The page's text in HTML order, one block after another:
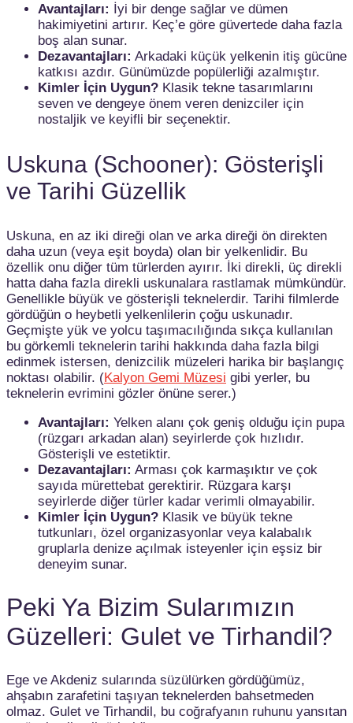
Avantajları: İyi bir denge sağlar ve dümen
hakimiyetini artırır. Keç’e göre güvertede daha fazla
boş alan sunar.
Dezavantajları: Arkadaki küçük yelkenin itiş gücüne
katkısı azdır. Günümüzde popülerliği azalmıştır.
Kimler İçin Uygun? Klasik tekne tasarımlarını
seven ve dengeye önem veren denizciler için
nostaljik ve keyifli bir seçenektir.
Uskuna (Schooner): Gösterişli
ve Tarihi Güzellik
Uskuna, en az iki direği olan ve arka direği ön direkten
daha uzun (veya eşit boyda) olan bir yelkenlidir. Bu
özellik onu diğer tüm türlerden ayırır. İki direkli, üç direkli
hatta daha fazla direkli uskunalara rastlamak mümkündür.
Genellikle büyük ve gösterişli teknelerdir. Tarihi filmlerde
gördüğün o heybetli yelkenlilerin çoğu uskunadır.
Geçmişte yük ve yolcu taşımacılığında sıkça kullanılan
bu görkemli teknelerin tarihi hakkında daha fazla bilgi
edinmek istersen, denizcilik müzeleri harika bir başlangıç
noktası olabilir. (Kalyon Gemi Müzesi gibi yerler, bu
teknelerin evrimini gözler önüne serer.)
Avantajları: Yelken alanı çok geniş olduğu için pupa
(rüzgarı arkadan alan) seyirlerde çok hızlıdır.
Gösterişli ve estetiktir.
Dezavantajları: Arması çok karmaşıktır ve çok
sayıda mürettebat gerektirir. Rüzgara karşı
seyirlerde diğer türler kadar verimli olmayabilir.
Kimler İçin Uygun? Klasik ve büyük tekne
tutkunları, özel organizasyonlar veya kalabalık
gruplarla denize açılmak isteyenler için eşsiz bir
deneyim sunar.
Peki Ya Bizim Sularımızın
Güzelleri: Gulet ve Tirhandil?
Ege ve Akdeniz sularında süzülürken gördüğümüz,
ahşabın zarafetini taşıyan teknelerden bahsetmeden
olmaz. Gulet ve Tirhandil, bu coğrafyanın ruhunu yansıtan